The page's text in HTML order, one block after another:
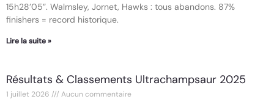
15h28’05”. Walmsley, Jornet, Hawks : tous abandons. 87%
finishers = record historique.
Lire la suite »
Résultats & Classements Ultrachampsaur 2025
1 juillet 2026 Aucun commentaire